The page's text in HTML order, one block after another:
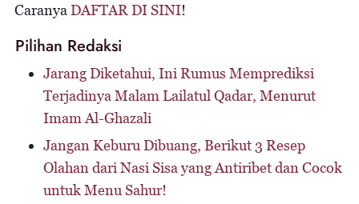
Caranya DAFTAR DI SINI!
Pilihan Redaksi
Jarang Diketahui, Ini Rumus Memprediksi
Terjadinya Malam Lailatul Qadar, Menurut
Imam Al-Ghazali
Jangan Keburu Dibuang, Berikut 3 Resep
Olahan dari Nasi Sisa yang Antiribet dan Cocok
untuk Menu Sahur!